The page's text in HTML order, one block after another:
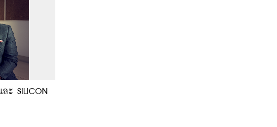
ละ SILICON